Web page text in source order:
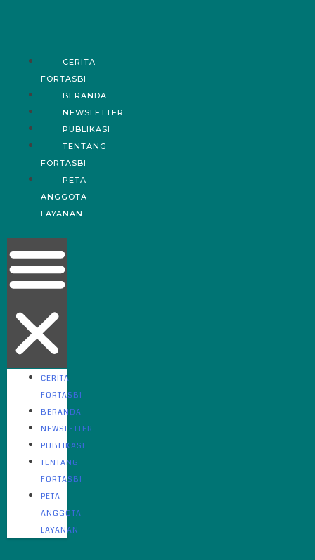
CERITA
FORTASBI
BERANDA
NEWSLETTER
PUBLIKASI
TENTANG
FORTASBI
PETA
ANGGOTA
LAYANAN
CERITA
FORTASBI
BERANDA
NEWSLETTER
PUBLIKASI
TENTANG
FORTASBI
PETA
ANGGOTA
LAYANAN